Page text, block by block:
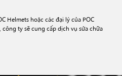
Helmets hoặc các đại lý của POC
ty sẽ cung cấp dịch vụ sửa chữa